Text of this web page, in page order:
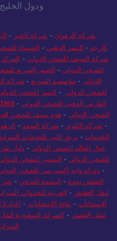
ودول
شركة الرهوان شركة الخير-
كارجو - النسر الذهبي -الشيماء
شركة السيف للشحن الدولي
للشحن الدولي -الصقر السريع
الدولي- مؤسسة السريع-شركة
للشحن الدولي
-النسر للشحن
الفارس الذهبي للشحن الدولي -
للشحن الدولي
-هوم سيف للشحن
-شركة الكوثر -شركة السعد -
الخدمات- بريق كلين للخدمات
حول العالم للشحن الدولي- دليل
للشحن الدولي - المتميز للشحن الدولي
-وورلد وايد إكسبريس للشحن
العفش بجدة -البسمه للشحن -
لنقل العفش-العربية للخدمات
الامتحانات- نتائج الامتحانات -
الشركة السعودية